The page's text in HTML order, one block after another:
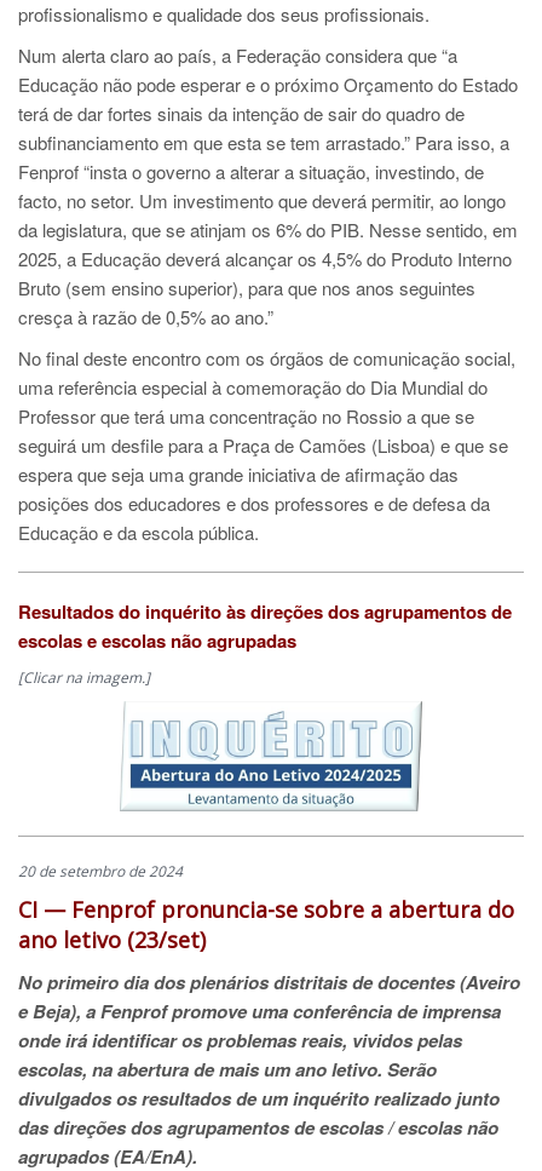
profissionalismo e qualidade dos seus profissionais.
Num alerta claro ao país, a Federação considera que “a
Educação não pode esperar e o próximo Orçamento do Estado
terá de dar fortes sinais da intenção de sair do quadro de
subfinanciamento em que esta se tem arrastado.” Para isso, a
Fenprof “insta o governo a alterar a situação, investindo, de
facto, no setor. Um investimento que deverá permitir, ao longo
da legislatura, que se atinjam os 6% do PIB. Nesse sentido, em
2025, a Educação deverá alcançar os 4,5% do Produto Interno
Bruto (sem ensino superior), para que nos anos seguintes
cresça à razão de 0,5% ao ano.”
No final deste encontro com os órgãos de comunicação social,
uma referência especial à comemoração do Dia Mundial do
Professor que terá uma concentração no Rossio a que se
seguirá um desfile para a Praça de Camões (Lisboa) e que se
espera que seja uma grande iniciativa de afirmação das
posições dos educadores e dos professores e de defesa da
Educação e da escola pública.
Resultados do inquérito às direções dos agrupamentos de
escolas e escolas não agrupadas
[Clicar na imagem.]
20 de setembro de 2024
CI — Fenprof pronuncia-se sobre a abertura do
ano letivo (23/set)
No primeiro dia dos plenários distritais de docentes (Aveiro
e Beja), a Fenprof promove uma conferência de imprensa
onde irá identificar os problemas reais, vividos pelas
escolas, na abertura de mais um ano letivo. Serão
divulgados os resultados de um inquérito realizado junto
das direções dos agrupamentos de escolas / escolas não
agrupados (EA/EnA).